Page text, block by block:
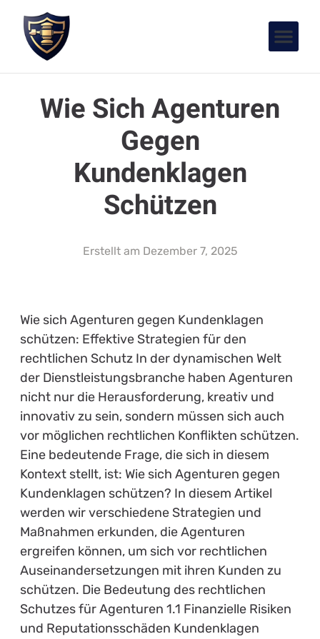
Wie Sich Agenturen
Gegen
Kundenklagen
Schützen
Erstellt am Dezember 7, 2025
Wie sich Agenturen gegen Kundenklagen
schützen: Effektive Strategien für den
rechtlichen Schutz In der dynamischen Welt
der Dienstleistungsbranche haben Agenturen
nicht nur die Herausforderung, kreativ und
innovativ zu sein, sondern müssen sich auch
vor möglichen rechtlichen Konflikten schützen.
Eine bedeutende Frage, die sich in diesem
Kontext stellt, ist: Wie sich Agenturen gegen
Kundenklagen schützen? In diesem Artikel
werden wir verschiedene Strategien und
Maßnahmen erkunden, die Agenturen
ergreifen können, um sich vor rechtlichen
Auseinandersetzungen mit ihren Kunden zu
schützen. Die Bedeutung des rechtlichen
Schutzes für Agenturen 1.1 Finanzielle Risiken
und Reputationsschäden Kundenklagen